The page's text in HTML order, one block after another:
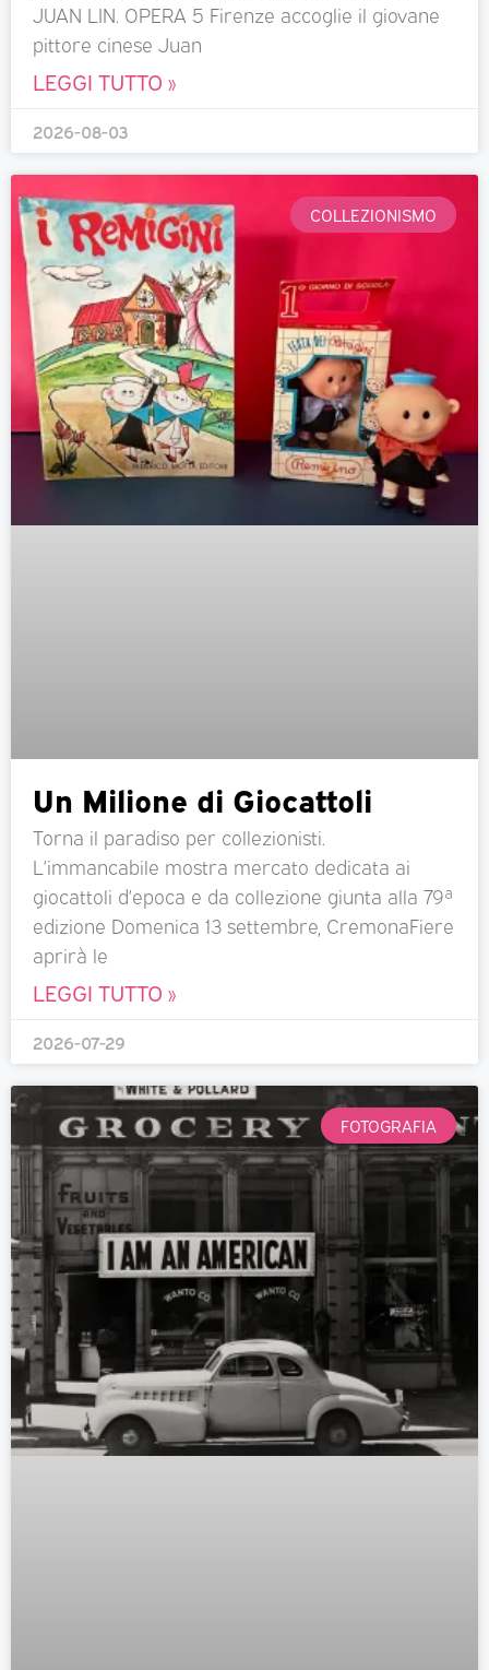
JUAN LIN. OPERA 5 Firenze accoglie il giovane
pittore cinese Juan
LEGGI TUTTO »
2026-08-03
COLLEZIONISMO
Un Milione di Giocattoli
Torna il paradiso per collezionisti.
L’immancabile mostra mercato dedicata ai
giocattoli d’epoca e da collezione giunta alla 79ª
edizione Domenica 13 settembre, CremonaFiere
aprirà le
LEGGI TUTTO »
2026-07-29
FOTOGRAFIA